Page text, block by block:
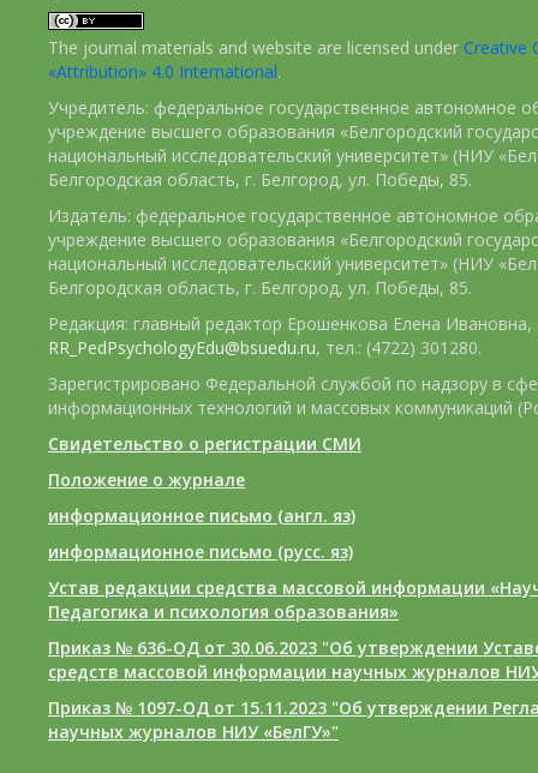
The journal materials and website are licensed under Creative
«Attribution» 4.0 International.
Учредитель: федеральное государственное автономное
учреждение высшего образования «Белгородский
национальный исследовательский университет» (НИУ
Белгородская область, г. Белгород, ул. Победы, 85.
Издатель: федеральное государственное автономное
учреждение высшего образования «Белгородский
национальный исследовательский университет» (НИУ
Белгородская область, г. Белгород, ул. Победы, 85.
Редакция: главный редактор Ерошенкова Елена Ивановна,
RR_PedPsychologyEdu@bsuedu.ru, тел.: (4722) 301280.
Зарегистрировано Федеральной службой по надзору в
информационных технологий и массовых коммуникаций
Свидетельство о регистрации СМИ
Положение о журнале
информационное письмо (англ. яз)
информационное письмо (русс. яз)
Устав редакции средства массовой информации
Педагогика и психология образования»
Приказ № 636-ОД от 30.06.2023 "Об утверждении
средств массовой информации научных журналов
Приказ № 1097-ОД от 15.11.2023 "Об утверждении
научных журналов НИУ «БелГУ»"